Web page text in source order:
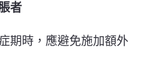
者
期時，應避免施加額外